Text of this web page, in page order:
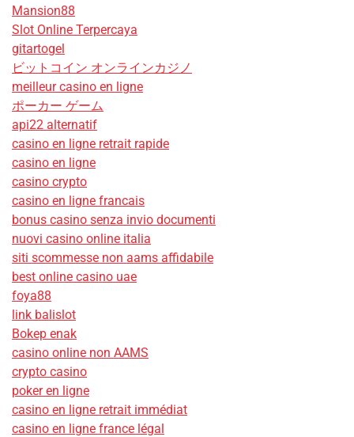
Mansion88
Slot Online Terpercaya
gitartogel
ビットコイン オンラインカジノ
meilleur casino en ligne
ポーカー ゲーム
api22 alternatif
casino en ligne retrait rapide
casino en ligne
casino crypto
casino en ligne francais
bonus casino senza invio documenti
nuovi casino online italia
siti scommesse non aams affidabile
best online casino uae
foya88
link balislot
Bokep enak
casino online non AAMS
crypto casino
poker en ligne
casino en ligne retrait immédiat
casino en ligne france légal